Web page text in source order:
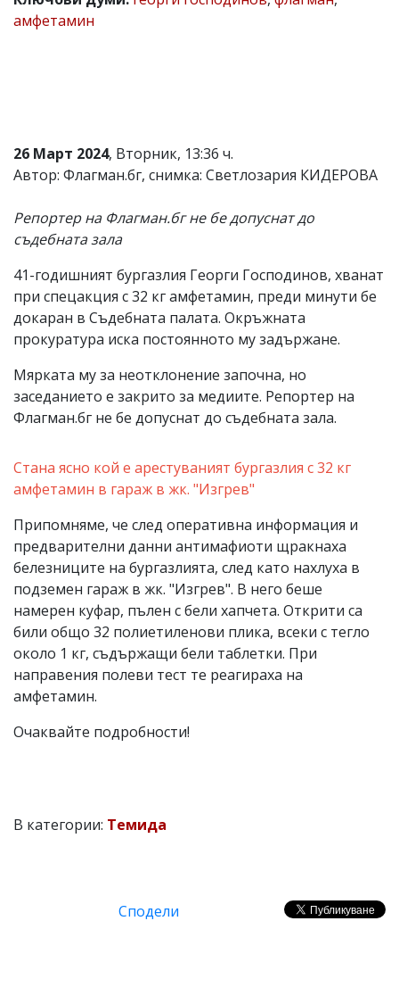
Коментарите
редакцията
не
носи
за
тях!
Ако
обиден
за
вас
коментар,
моля
ни!
амфетамин
26 Март 2024, Вторник, 13:36 ч.
Автор: Флагман.бг, снимка: Светлозария КИДЕРОВА
Репортер на Флагман.бг не бе допуснат до
съдебната зала
41-годишният бургазлия Георги Господинов, хванат
при спецакция с 32 кг амфетамин, преди минути бе
докаран в Съдебната палата. Окръжната
прокуратура иска постоянното му задържане.
Мярката му за неотклонение започна, но
заседанието е закрито за медиите. Репортер на
Флагман.бг не бе допуснат до съдебната зала.
Стана ясно кой е арестуваният бургазлия с 32 кг
амфетамин в гараж в жк. "Изгрев"
Припомняме, че след оперативна информация и
предварителни данни антимафиоти щракнаха
белезниците на бургазлията, след като нахлуха в
подземен гараж в жк. "Изгрев". В него беше
намерен куфар, пълен с бели хапчета. Открити са
били общо 32 полиетиленови плика, всеки с тегло
около 1 кг, съдържащи бели таблетки. При
направения полеви тест те реагираха на
амфетамин.
Очаквайте подробности!
В категории: Темида
Сподели